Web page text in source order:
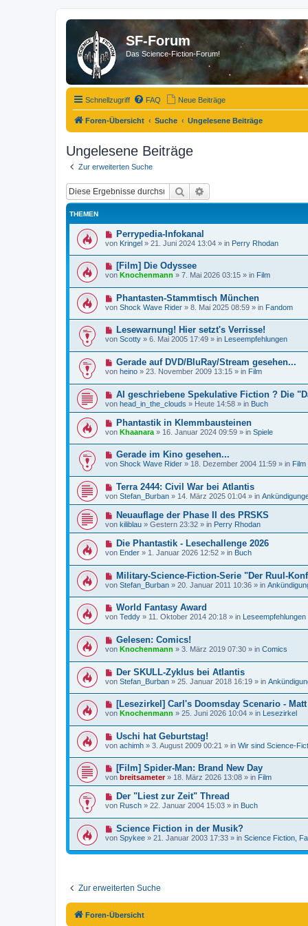
SF-Forum
Das Science-Fiction-Forum!
Schnellzugriff FAQ Neue Beiträge
Foren-Übersicht Suche Ungelesene Beiträge
Ungelesene Beiträge
Zur erweiterten Suche
Suche
THEMEN
N
e
u
e
B
i
r
g
Perrypedia-Infokanal
von Kringel » 21. Juni 2024 13:04 » in Perry Rhodan
N
e
u
e
B
i
r
g
[Film] Die Odyssee
von Knochenmann » 7. Mai 2026 03:15 » in Film
N
e
u
e
B
i
r
g
Phantasten-Stammtisch München
von Shock Wave Rider » 8. Mai 2025 08:59 » in Fandom
N
e
e
B
i
r
a
g
Lesewarnung! Hier setzt's Verrisse!
von Scotty » 6. Mai 2005 17:49 » in Leseempfehlungen
N
e
u
e
B
r
a
g
Gerade auf DVD/BluRay/Stream gesehen...
von heino » 23. November 2009 13:15 » in Film
N
e
u
e
B
e
r
a
g
AI geschriebene Spekulative Fiction ? Die
von head_in_the_clouds » Heute 14:58 » in Buch
N
e
u
e
B
i
r
a
g
Phantastik in Klemmbausteinen
von Khaanara » 16. Januar 2024 09:59 » in Spiele
N
e
e
B
r
a
Gerade im Kino gesehen...
von Shock Wave Rider » 18. Dezember 2004 11:59 » in Film
N
e
u
e
B
e
t
a
Terra 2444: Civil War bei Atlantis
von Stefan_Burban » 14. März 2025 01:04 » in
N
e
u
e
B
r
a
g
Neuauflage der Phase II des PRSKS
von kiliblau » Gestern 23:32 » in Perry Rhodan
N
e
u
e
B
i
r
g
Die Phantastik - Lesechallenge 2026
von Ender » 1. Januar 2026 12:52 » in Buch
N
e
u
e
B
i
r
g
Military-Science-Fiction-Serie "Der Ruul-
von Stefan_Burban » 20. Januar 2011 10:36 » in
N
e
e
B
i
r
g
World Fantasy Award
von Teddy » 11. Oktober 2014 20:18 » in Leseempfehlungen
N
e
u
e
B
i
r
g
Gelesen: Comics!
von Knochenmann » 3. März 2019 07:30 » in Comics
N
e
u
e
B
i
r
g
Der SKULL-Zyklus bei Atlantis
von Stefan_Burban » 25. Januar 2018 16:19 » in
N
e
u
e
B
i
r
a
g
[Lesezirkel] Carl's Doomsday Scenario -
von Knochenmann » 25. Juni 2026 10:04 » in Lesezirkel
N
e
u
e
B
e
r
a
g
Uschi hat Geburtstag!
von achimh » 3. August 2009 00:21 » in Wir sind Science-
N
e
e
B
e
r
a
[Film] Spider-Man: Brand New Day
von breitsameter» 18. März 2026 13:08 » in Film
N
e
e
B
i
g
Der "Liest zur Zeit" Thread
von Rusch » 22. Januar 2004 15:03 » in Buch
N
e
u
e
i
t
r
a
g
Science Fiction in der Musik?
von Spykee » 21. Januar 2003 17:33 » in Science Fiction,
Zur erweiterten Suche
Foren-Übersicht